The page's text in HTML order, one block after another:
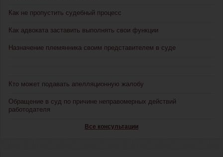
Как не пропустить судебный процесс
Как адвоката заставить выполнять свои функции
Назначение племянника своим представителем в суде
Кто может подавать апелляционную жалобу
Обращение в суд по причине неправомерных действий
работодателя
Все консультации